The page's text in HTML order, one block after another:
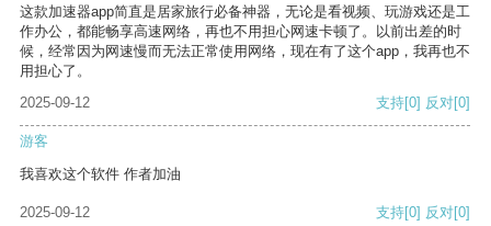
这款加速器app简直是居家旅行必备神器，无论是看视频、玩游戏还是工
作办公，都能畅享高速网络，再也不用担心网速卡顿了。以前出差的时
候，经常因为网速慢而无法正常使用网络，现在有了这个app，我再也不
用担心了。
2025-09-12
支持[0] 反对[0]
游客
我喜欢这个软件 作者加油
2025-09-12 支持[0] 反对[0]